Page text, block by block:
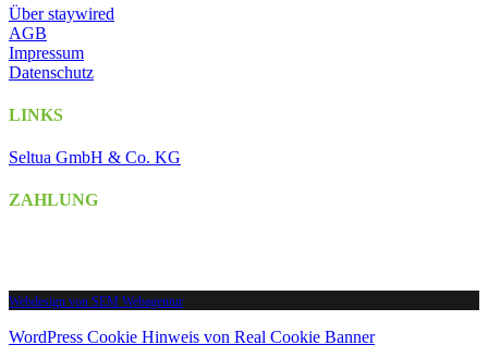
Über staywired
AGB
Impressum
Datenschutz
LINKS
Seltua GmbH & Co. KG
ZAHLUNG
Webdesign von SEM Webagentur
WordPress Cookie Hinweis von Real Cookie Banner